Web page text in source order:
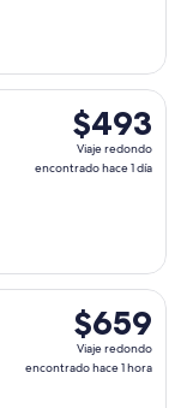
$493
Viaje
redondo,
$493
Viaje redondo
encontrado hace 1 día
salida el sáb, 5
$659
Viaje
redondo,
$659
Viaje redondo
encontrado hace 1 hora
el jue, 15 oct.